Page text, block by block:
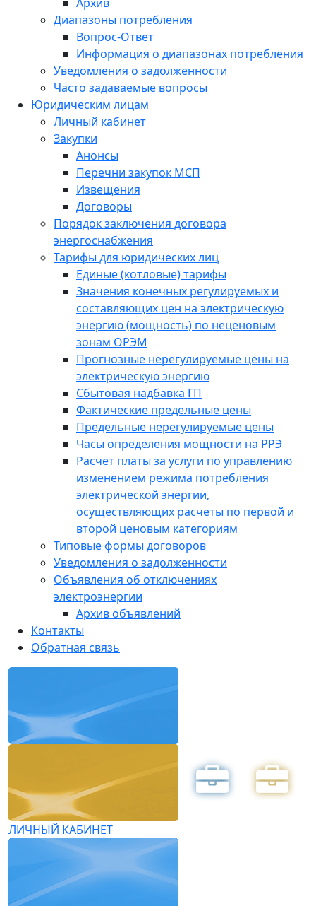
Диапазоны потребления
Вопрос-Ответ
Информация о диапазонах потребления
Уведомления о задолженности
Часто задаваемые вопросы
Юридическим лицам
Личный кабинет
Закупки
Анонсы
Перечни закупок МСП
Извещения
Договоры
Порядок заключения договора
энергоснабжения
Тарифы для юридических лиц
Единые (котловые) тарифы
Значения конечных регулируемых и
составляющих цен на электрическую
энергию (мощность) по неценовым
зонам ОРЭМ
Прогнозные нерегулируемые цены на
электрическую энергию
Сбытовая надбавка ГП
Фактические предельные цены
Предельные нерегулируемые цены
Часы определения мощности на РРЭ
Расчёт платы за услуги по управлению
изменением режима потребления
электрической энергии,
осуществляющих расчеты по первой и
второй ценовым категориям
Типовые формы договоров
Уведомления о задолженности
Объявления об отключениях
электроэнергии
Архив объявлений
Контакты
Обратная связь
ЛИЧНЫЙ КАБИНЕТ